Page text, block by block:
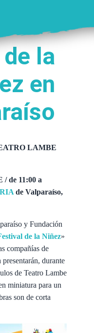
la
en
LAMBE
de 11:00 a
de Valparaíso,
y Fundación
de la Niñez»
compañías de
durante
de Teatro Lambe
miniatura para un
son de corta